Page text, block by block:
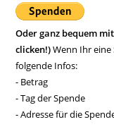
Oder ganz bequem
clicken!)Wenn Ihr
folgende Infos:
- Betrag
- Tag der Spende
- Adresse für die